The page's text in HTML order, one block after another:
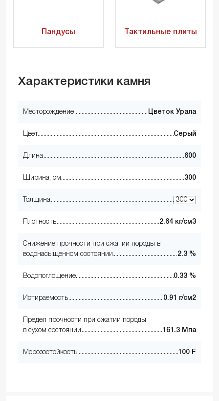
Пандусы Тактильные плиты
Характеристики камня
Месторождение Цветок Урала
Цвет Серый
Длина 600
Ширина, см 300
Толщина
Плотность 2.64 кг/см3
Снижение прочности при сжатии породы в
водонасыщенном состоянии
2.3 %
Водопоглощение 0.33 %
Истираемость 0.91 г/см2
Предел прочности при сжатии породы
в сухом состоянии
161.3 Мпа
Морозостойкость 100 F